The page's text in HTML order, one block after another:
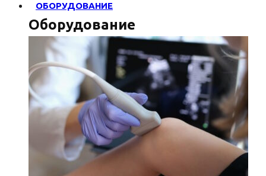
ОБОРУДОВАНИЕ
Оборудование